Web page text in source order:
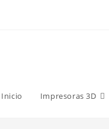
Inicio Impresoras 3D